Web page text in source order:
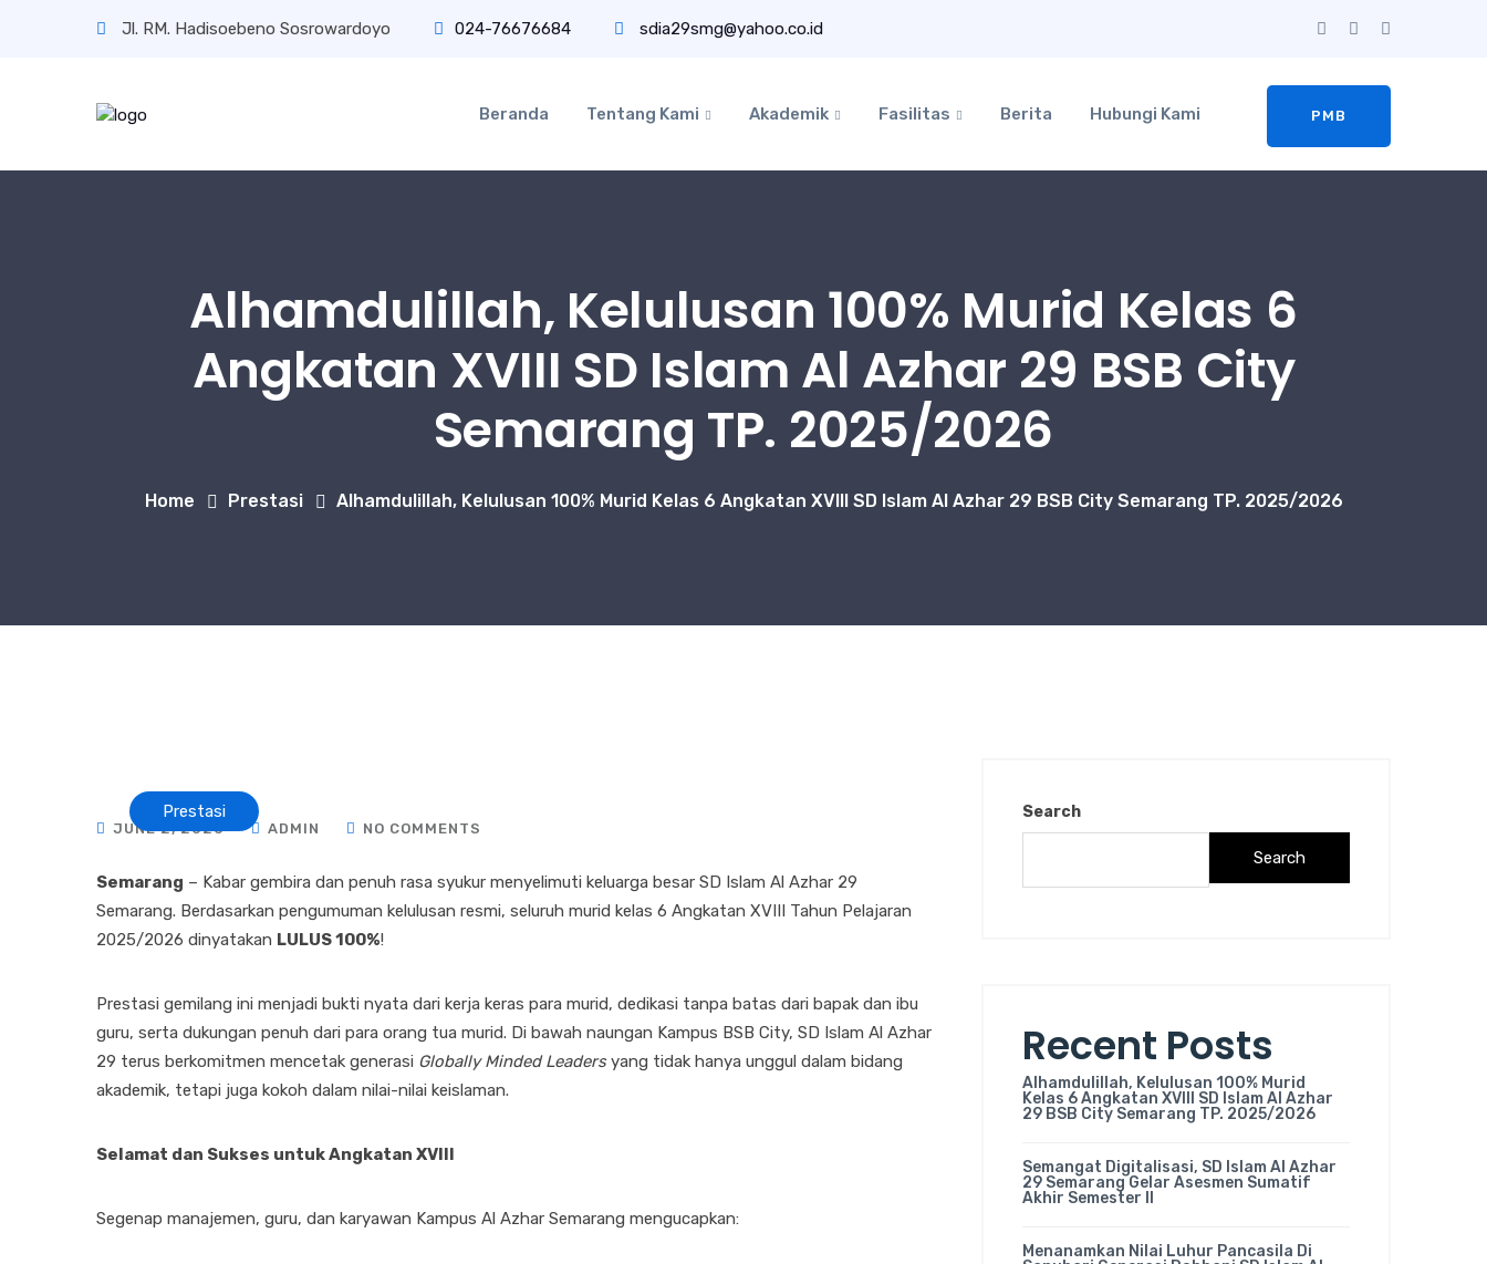
Jl. RM. Hadisoebeno Sosrowardoyo 024-76676684 sdia29smg@yahoo.co.id
PMB
Beranda Tentang Kami Akademik Fasilitas Berita Hubungi Kami
Alhamdulillah, Kelulusan 100% Murid Kelas 6
Angkatan XVIII SD Islam Al Azhar 29 BSB City
Semarang TP. 2025/2026
Home Prestasi Alhamdulillah, Kelulusan 100% Murid Kelas 6 Angkatan XVIII SD Islam Al Azhar 29 BSB City Semarang TP. 2025/2026
Prestasi
JUNE 2, 2026 ADMIN NO COMMENTS
Semarang – Kabar gembira dan penuh rasa syukur menyelimuti keluarga besar SD Islam Al Azhar 29
Semarang. Berdasarkan pengumuman kelulusan resmi, seluruh murid kelas 6 Angkatan XVIII Tahun Pelajaran
2025/2026 dinyatakan LULUS 100%!
Prestasi gemilang ini menjadi bukti nyata dari kerja keras para murid, dedikasi tanpa batas dari bapak dan ibu
guru, serta dukungan penuh dari para orang tua murid. Di bawah naungan Kampus BSB City, SD Islam Al Azhar
29 terus berkomitmen mencetak generasi Globally Minded Leadersyang tidak hanya unggul dalam bidang
akademik, tetapi juga kokoh dalam nilai-nilai keislaman.
Selamat dan Sukses untuk Angkatan XVIII
Segenap manajemen, guru, dan karyawan Kampus Al Azhar Semarang mengucapkan:
Search
Search
Recent Posts
Alhamdulillah, Kelulusan 100% Murid
Kelas 6 Angkatan XVIII SD Islam Al Azhar
29 BSB City Semarang TP. 2025/2026
Semangat Digitalisasi, SD Islam Al Azhar
29 Semarang Gelar Asesmen Sumatif
Akhir Semester II
Menanamkan Nilai Luhur Pancasila Di